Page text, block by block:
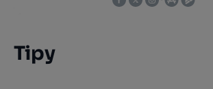
Tipy